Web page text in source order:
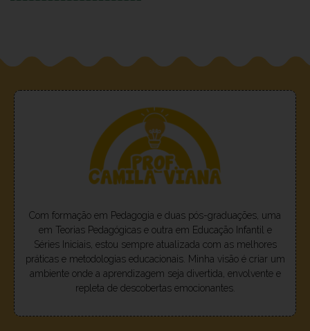
Com formação em Pedagogia e duas pós-graduações, uma
em Teorias Pedagógicas e outra em Educação Infantil e
Séries Iniciais, estou sempre atualizada com as melhores
práticas e metodologias educacionais. Minha visão é criar um
ambiente onde a aprendizagem seja divertida, envolvente e
repleta de descobertas emocionantes.